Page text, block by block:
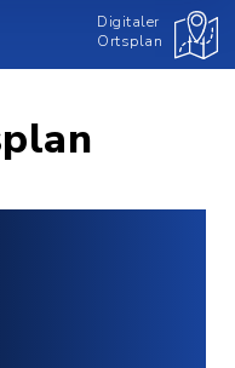
Digitaler
Ortsplan